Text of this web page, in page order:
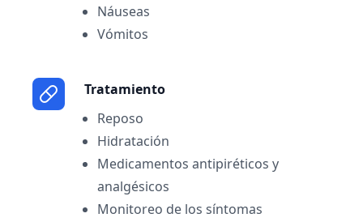
Náuseas
Vómitos
Tratamiento
Reposo
Hidratación
Medicamentos antipiréticos y
analgésicos
Monitoreo de los síntomas